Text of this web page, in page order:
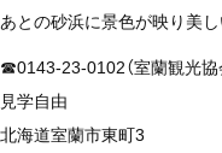
あとの砂浜に景色が映り美し
☎0143-23-0102（室蘭観光協
見学自由
北海道室蘭市東町3